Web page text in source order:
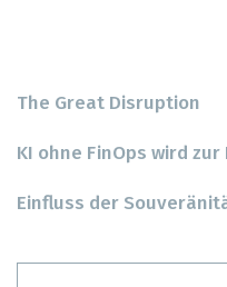
The Great Disruption
KI ohne FinOps wird
Einfluss der